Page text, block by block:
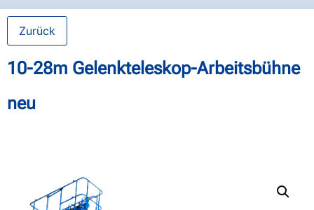
Zurück
10-28m Gelenkteleskop-Arbeitsbühne
neu